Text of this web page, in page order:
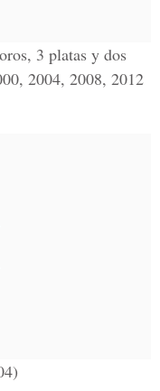
3 platas y dos
2004, 2008, 2012